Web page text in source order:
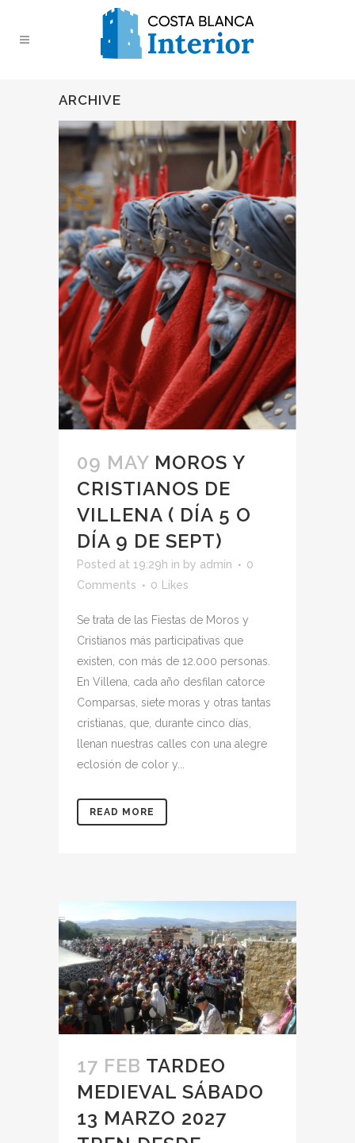
ARCHIVE
09 MAY MOROS Y
CRISTIANOS DE
VILLENA ( DÍA 5 O
DÍA 9 DE SEPT)
Posted at 19:29h in by admin
0
Comments
0 Likes
Se trata de las Fiestas de Moros y
Cristianos más participativas que
existen, con más de 12.000 personas.
En Villena, cada año desfilan catorce
Comparsas, siete moras y otras tantas
cristianas, que, durante cinco días,
llenan nuestras calles con una alegre
eclosión de color y...
READ MORE
17 FEB TARDEO
MEDIEVAL SÁBADO
13 MARZO 2027